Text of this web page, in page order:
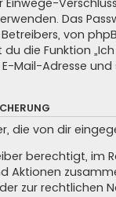
Einwege-
Das
von
du die Funktion
Mail-Adresse
die von dir
berechtigt, im
Aktionen
zur rechtlichen